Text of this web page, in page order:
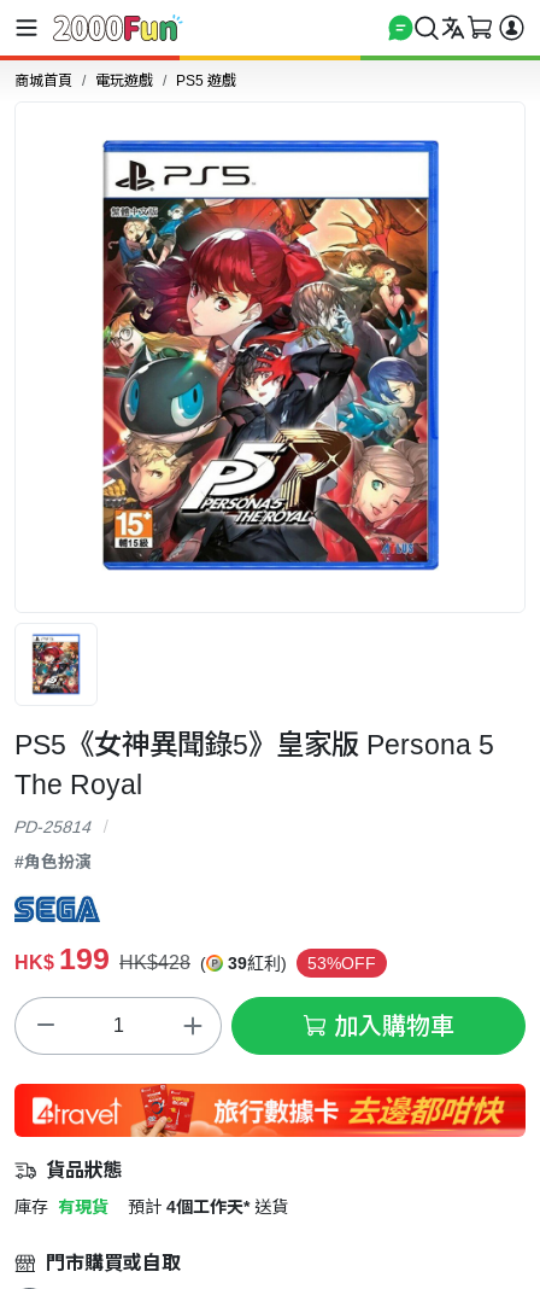
商城首頁 電玩遊戲 PS5 遊戲
PS5《女神異聞錄5》皇家版 Persona 5
The Royal
PD-25814
#角色扮演
HK$ 199 HK$428 ( 39紅利) 53%OFF
加入購物車
貨品狀態
庫存 有現貨 預計 4個工作天* 送貨
門市購買或自取